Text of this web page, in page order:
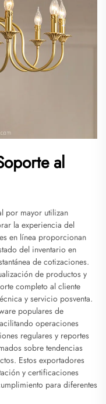
al
por mayor utilizan
la experiencia del
en línea proporcionan
del inventario en
de cotizaciones.
de productos y
completo al cliente
y servicio posventa.
populares de
operaciones
regulares y reportes
sobre tendencias
Estos exportadores
y certificaciones
para diferentes